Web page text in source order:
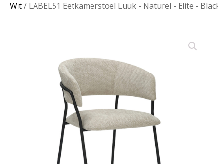
Wit/ LABEL51 Eetkamerstoel Luuk - Naturel - Elite -